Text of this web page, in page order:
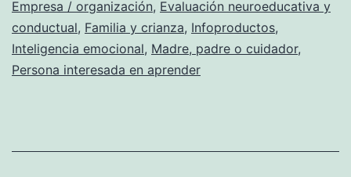
la
Empresa / organización, Evaluación neuroeducativa y
conductual, Familia y crianza, Infoproductos,
Inteligencia emocional, Madre, padre o cuidador,
Persona interesada en aprender